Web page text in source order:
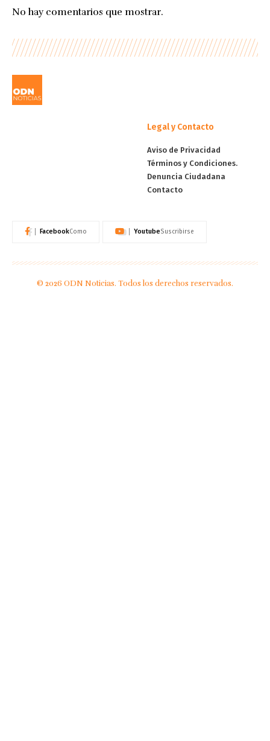
No hay comentarios que mostrar.
Legal y Contacto
Aviso de Privacidad
Términos y Condiciones.
Denuncia Ciudadana
Contacto
FacebookComo YoutubeSuscribirse
© 2026 ODN Noticias. Todos los derechos reservados.